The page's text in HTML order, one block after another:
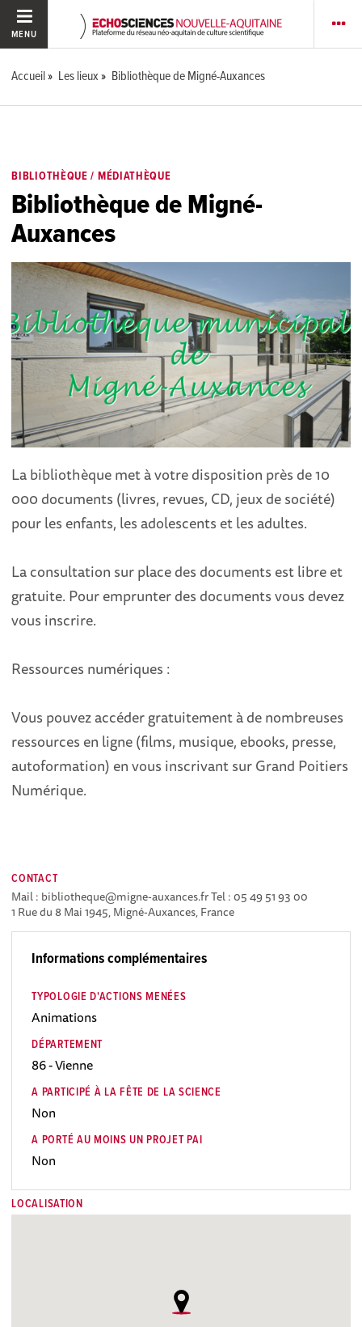
MENU
Accueil Les lieux Bibliothèque de Migné-Auxances
BIBLIOTHÈQUE / MÉDIATHÈQUE
Bibliothèque de Migné-
Auxances
La bibliothèque met à votre disposition près de 10
000 documents (livres, revues, CD, jeux de société)
pour les enfants, les adolescents et les adultes.
La consultation sur place des documents est libre et
gratuite. Pour emprunter des documents vous devez
vous inscrire.
Ressources numériques :
Vous pouvez accéder gratuitement à de nombreuses
ressources en ligne (films, musique, ebooks, presse,
autoformation) en vous inscrivant sur Grand Poitiers
Numérique.
CONTACT
Mail : bibliotheque@migne-auxances.frTel : 05 49 51 93 00
1 Rue du 8 Mai 1945, Migné-Auxances, France
Informations complémentaires
TYPOLOGIE D'ACTIONS MENÉES
Animations
DÉPARTEMENT
86 - Vienne
A PARTICIPÉ À LA FÊTE DE LA SCIENCE
Non
A PORTÉ AU MOINS UN PROJET PAI
Non
LOCALISATION